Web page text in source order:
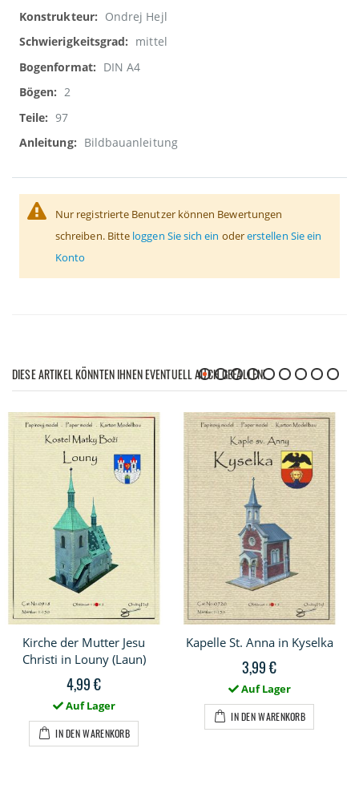
Ondrej Hejl
mittel
DIN A4
2
97
Bildbauanleitung
Nur registrierte Benutzer können Bewertungen
schreiben. Bitte loggen Sie sich ein odererstellen Sie ein
Konto
DIESE ARTIKEL KÖNNTEN IHNEN EVENTUELL AUCH GEFALLEN!
Kirche der Mutter Jesu
Christi in Louny (Laun)
4,99 €
Auf Lager
IN DEN WARENKORB
Kapelle St. Anna in Kyselka
3,99 €
Auf Lager
IN DEN WARENKORB